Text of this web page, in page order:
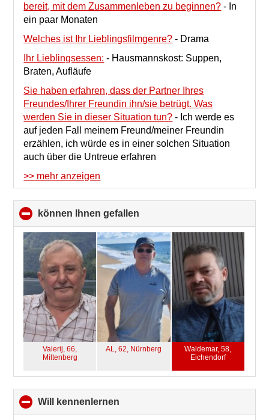
bereit, mit dem Zusammenleben zu beginnen? - In
ein paar Monaten
Welches ist Ihr Lieblingsfilmgenre? - Drama
Ihr Lieblingsessen: - Hausmannskost: Suppen,
Braten, Aufläufe
Sie haben erfahren, dass der Partner Ihres
Freundes/Ihrer Freundin ihn/sie betrügt. Was
werden Sie in dieser Situation tun? - Ich werde es
auf jeden Fall meinem Freund/meiner Freundin
erzählen, ich würde es in einer solchen Situation
auch über die Untreue erfahren
>> mehr anzeigen
können Ihnen gefallen
to
collapse
contents
Valerij, 66,
Miltenberg
AL, 62, Nürnberg
Waldemar, 58,
Eichendorf
will kennenlernen
to